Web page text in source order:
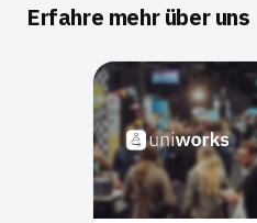
Erfahre mehr über uns